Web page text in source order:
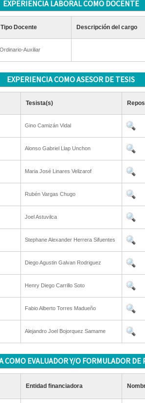
EXPERIENCIA LABORAL COMO DOCENTE
Tipo Docente Descripción del cargo
Ordinario-Auxiliar
EXPERIENCIA COMO ASESOR DE TESIS
Tesista(s)
Gino Camizán Vidal
Alonso Gabriel Llap Unchon
Maria José Linares Velizarof
Rubén Vargas Chugo
Joel Astuvilca
Stephane Alexander Herrera Sifuentes
Diego Agustin Galvan Rodriguez
Henry Diego Carrillo Soto
Fabio Alberto Torres Madueño
Alejandro Joel Bojorquez Samame
COMO EVALUADOR Y/O FORMULADOR DE
Entidad financiadora